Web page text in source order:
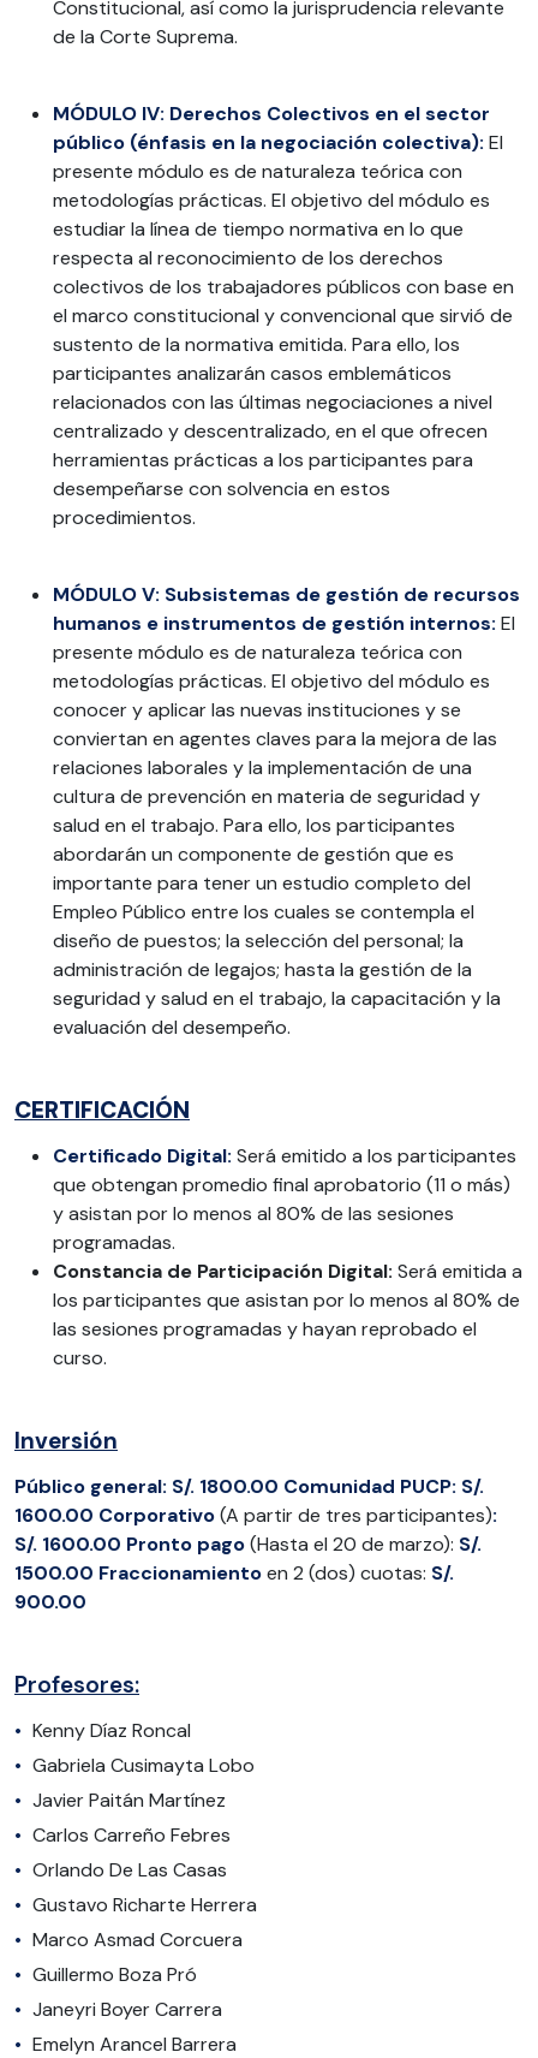
Constitucional, así como la jurisprudencia relevante
de la Corte Suprema.
MÓDULO IV: Derechos Colectivos en el sector
público (énfasis en la negociación colectiva): El
presente módulo es de naturaleza teórica con
metodologías prácticas. El objetivo del módulo es
estudiar la línea de tiempo normativa en lo que
respecta al reconocimiento de los derechos
colectivos de los trabajadores públicos con base en
el marco constitucional y convencional que sirvió de
sustento de la normativa emitida. Para ello, los
participantes analizarán casos emblemáticos
relacionados con las últimas negociaciones a nivel
centralizado y descentralizado, en el que ofrecen
herramientas prácticas a los participantes para
desempeñarse con solvencia en estos
procedimientos.
MÓDULO V: Subsistemas de gestión de recursos
humanos e instrumentos de gestión internos: El
presente módulo es de naturaleza teórica con
metodologías prácticas. El objetivo del módulo es
conocer y aplicar las nuevas instituciones y se
conviertan en agentes claves para la mejora de las
relaciones laborales y la implementación de una
cultura de prevención en materia de seguridad y
salud en el trabajo. Para ello, los participantes
abordarán un componente de gestión que es
importante para tener un estudio completo del
Empleo Público entre los cuales se contempla el
diseño de puestos; la selección del personal; la
administración de legajos; hasta la gestión de la
seguridad y salud en el trabajo, la capacitación y la
evaluación del desempeño.
CERTIFICACIÓN
Certificado Digital: Será emitido a los participantes
que obtengan promedio final aprobatorio (11 o más)
y asistan por lo menos al 80% de las sesiones
programadas.
Constancia de Participación Digital: Será emitida a
los participantes que asistan por lo menos al 80% de
las sesiones programadas y hayan reprobado el
curso.
Inversión
Público general: S/. 1800.00 Comunidad PUCP: S/.
1600.00 Corporativo(A partir de tres participantes):
S/. 1600.00 Pronto pago(Hasta el 20 de marzo): S/.
1500.00 Fraccionamientoen 2 (dos) cuotas: S/.
900.00
Profesores:
Kenny Díaz Roncal
Gabriela Cusimayta Lobo
Javier Paitán Martínez
Carlos Carreño Febres
Orlando De Las Casas
Gustavo Richarte Herrera
Marco Asmad Corcuera
Guillermo Boza Pró
Janeyri Boyer Carrera
Emelyn Arancel Barrera